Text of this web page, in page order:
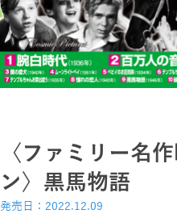
〈ファミリー名
ン〉黒馬物語
発売日：2022.12.09